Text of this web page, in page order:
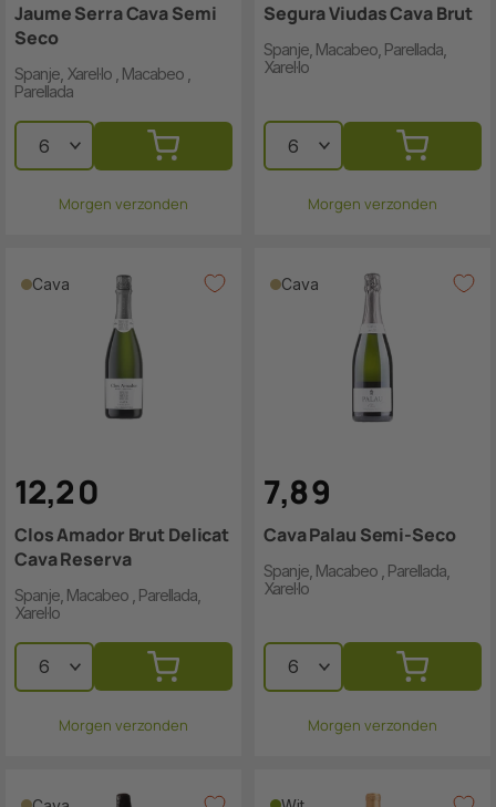
Jaume Serra Cava Semi
Seco
Spanje, Xarel·lo , Macabeo ,
Parellada
Morgen verzonden
Segura Viudas Cava Brut
Spanje, Macabeo, Parellada,
Xarel·lo
Morgen verzonden
Cava
12,20
Clos Amador Brut Delicat
Cava Reserva
Spanje, Macabeo , Parellada,
Xarel·lo
Morgen verzonden
Cava
7,89
Cava Palau Semi-Seco
Spanje, Macabeo , Parellada,
Xarel·lo
Morgen verzonden